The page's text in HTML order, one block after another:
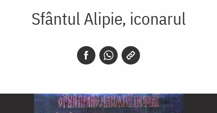
Sfântul Alipie, iconarul